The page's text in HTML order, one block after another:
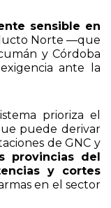
sensible en
Norte —que
y Córdoba
ante la
prioriza el
puede derivar
de GNC y
provincias del
y cortes
en el sector